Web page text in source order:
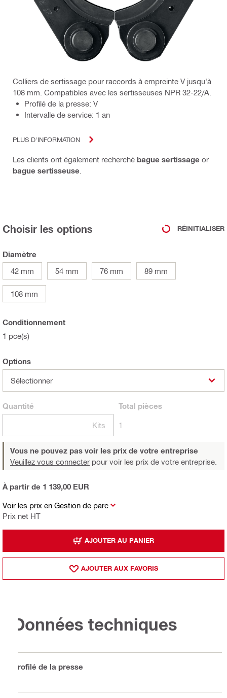
Colliers de sertissage pour raccords à empreinte V jusqu'à
108 mm. Compatibles avec les sertisseuses NPR 32-22/A.
Profilé de la presse: V
Intervalle de service: 1 an
PLUS D'INFORMATION
Les clients ont également recherché bague sertissage or
bague sertisseuse
Choisir les options RÉINITIALISER
Diamètre
42 mm
54 mm 76 mm 89 mm
108 mm
Conditionnement
1 pce(s)
Options
Sélectionner
Quantité
Kits
Total pièces
1
Vous ne pouvez pas voir les prix de votre entreprise
Veuillez vous connecter pour voir les prix de votre entreprise.
Voir les prix en Gestion de parc
Prix net HT
À partir de 1 139,00 EUR
AJOUTER AU PANIER
AJOUTER AUX FAVORIS
Données techniques
Profilé de la presse